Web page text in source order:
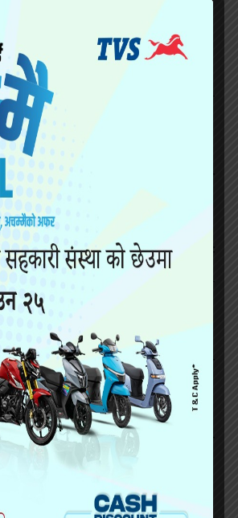
छ ।
कूल ५६० जना प्रहरी परिचालन
सो संख्यामा प्रहरी परिचालन
संख्यामा प्रहरी परिचालन गर्न
कर्मचारीलाई उच्च सतर्कतामा
गर्न मोबाइल भ्यान, कन्ट्रोल रूम
छन् । होलीको नाममा होहल्ला
कारबा​ही गरिने उनले बताए ।